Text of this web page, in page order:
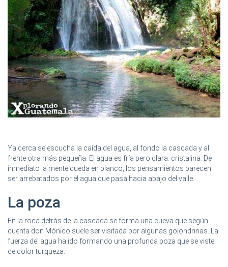
Ya cerca se escucha la caída del agua, al fondo la cascada y al
frente otra más pequeña. El agua es fría pero clara: cristalina. De
inmediato la mente queda en blanco, los pensamientos parecen
ser arrebatados por el agua que pasa hacia abajo del valle.
La poza
En la roca detrás de la cascada se forma una cueva que según
cuenta don Mónico suele ser visitada por algunas golondrinas. La
fuerza del agua ha ido formando una profunda poza que se viste
de color turqueza.